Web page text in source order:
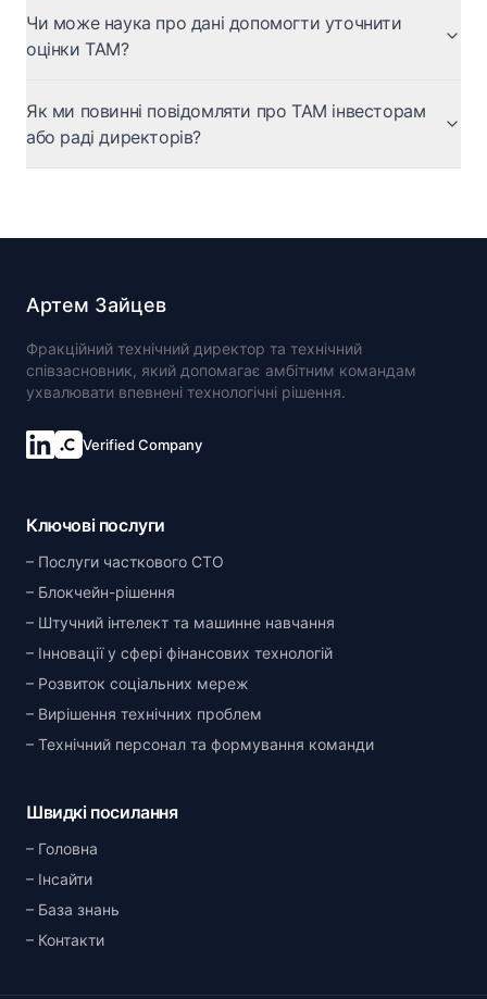
Чи може наука про дані допомогти уточнити
оцінки TAM?
Як ми повинні повідомляти про TAM інвесторам
або раді директорів?
Артем Зайцев
Фракційний технічний директор та технічний
співзасновник, який допомагає амбітним командам
ухвалювати впевнені технологічні рішення.
Verified Company
Ключові послуги
Послуги часткового CTO
Блокчейн-рішення
Штучний інтелект та машинне навчання
Інновації у сфері фінансових технологій
Розвиток соціальних мереж
Вирішення технічних проблем
Технічний персонал та формування команди
Швидкі посилання
Головна
Інсайти
База знань
Контакти